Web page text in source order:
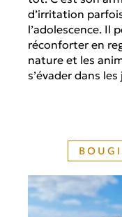
d’irritation
l’adolescence. Il
réconforter en
nature et les
s’évader dans les